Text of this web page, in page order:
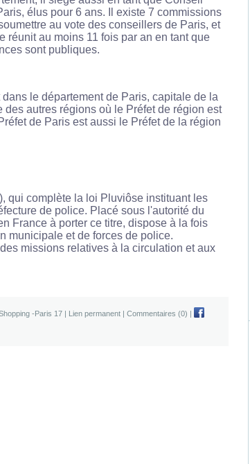
élus pour 6 ans. Il existe 7 commissions
au vote des conseillers de Paris, et
réunit au moins 11 fois par an en tant que
sont publiques.
le département de Paris, capitale de la
autres régions où le Préfet de région est
de Paris est aussi le Préfet de la région
qui complète la loi Pluviôse instituant les
de police. Placé sous l'autorité du
France à porter ce titre, dispose à la fois
municipale et de forces de police.
missions relatives à la circulation et aux
-Paris 17 Lien permanent Commentaires (0)